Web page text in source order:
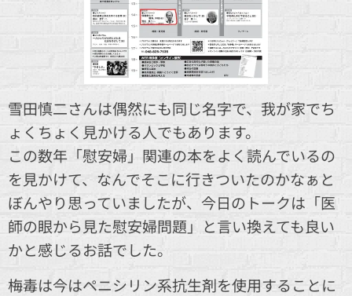
雪田慎二さんは偶然にも同じ名字で、我が家でち
ょくちょく見かける人でもあります。
この数年「慰安婦」関連の本をよく読んでいるの
を見かけて、なんでそこに行きついたのかなぁと
ぼんやり思っていましたが、今日のトークは「医
師の眼から見た慰安婦問題」と言い換えても良い
かと感じるお話でした。
梅毒は今はペニシリン系抗生剤を使用することに